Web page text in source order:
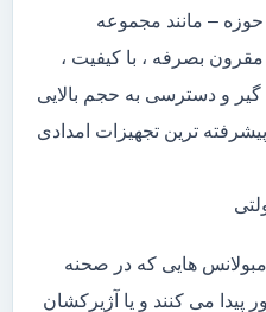
– مانند مجموعه
مقرون بصرفه ، با کیفیت ،
و دسترسی به حجم بالایی
ترین تجهیزات امدادی
هایی که در صحنه
می کنند و یا آژیرکشان